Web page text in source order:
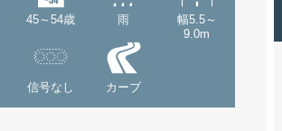
45～54歳 雨
幅5.5～
9.0m
信号なし カーブ